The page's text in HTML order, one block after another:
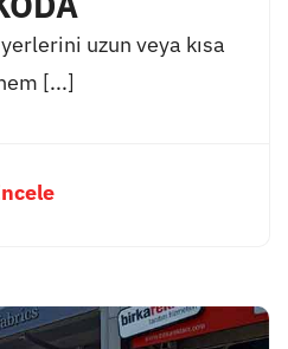
uzun veya kısa
[...]